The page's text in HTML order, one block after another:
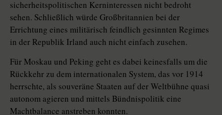
sicherheitspolitischen Kerninteressen nicht bedroht
sehen. Schließlich würde Großbritan­nien bei der
Errichtung eines militärisch feindlich gesinnten Regimes
in der Republik Irland auch nicht einfach zusehen.
Für Moskau und Peking geht es dabei keinesfalls um die
Rückkehr zu dem internationalen System, das vor 1914
herrschte, als souveräne Staaten auf der Weltbühne quasi
autonom agieren und mittels Bündnispolitik eine
Machtbalance anstreben konnten.